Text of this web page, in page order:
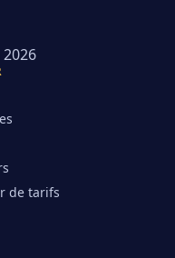
de tarifs